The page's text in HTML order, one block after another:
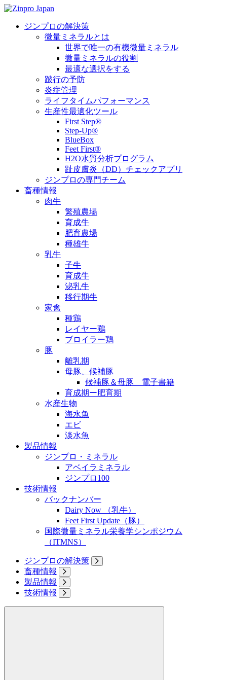
ジンプロの解決策
微量ミネラルとは
世界で唯一の有機微量ミネラル
微量ミネラルの役割
最適な選択をする
跛行の予防
炎症管理
ライフタイムパフォーマンス
生産性最適化ツール
First Step®
Step-Up®
BlueBox
Feet First®
H2O水質分析プログラム
趾皮膚炎（DD）チェックアプリ
ジンプロの専門チーム
畜種情報
肉牛
繁殖農場
育成牛
肥育農場
種雄牛
乳牛
子牛
育成牛
泌乳牛
移行期牛
家禽
種鶏
レイヤー鶏
ブロイラー鶏
豚
離乳期
母豚、候補豚
候補豚＆母豚 電子書籍
育成期ー肥育期
水産生物
海水魚
エビ
淡水魚
製品情報
ジンプロ・ミネラル
アベイラミネラル
ジンプロ100
技術情報
バックナンバー
Dairy Now （乳牛）
Feet First Update（豚）
国際微量ミネラル栄養学シンポジウム
（ITMNS）
ジンプロの解決策
畜種情報
製品情報
技術情報